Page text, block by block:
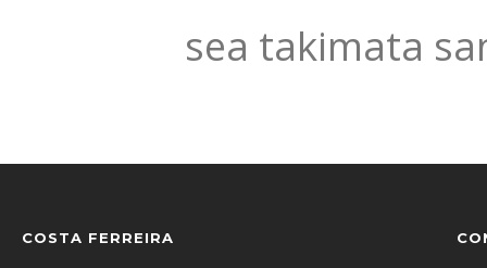
sea takimata
COSTA FERREIRA